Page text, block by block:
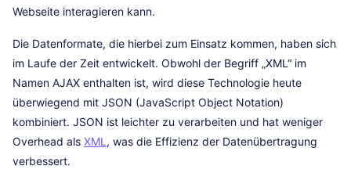
Webseite interagieren kann.
Die Datenformate, die hierbei zum Einsatz kommen, haben sich
im Laufe der Zeit entwickelt. Obwohl der Begriff „XML“ im
Namen AJAX enthalten ist, wird diese Technologie heute
überwiegend mit JSON (JavaScript Object Notation)
kombiniert. JSON ist leichter zu verarbeiten und hat weniger
Overhead als XML , was die Effizienz der Datenübertragung
verbessert.